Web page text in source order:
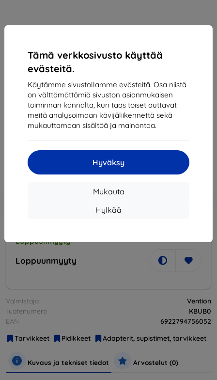
Tämä verkkosivusto käyttää
evästeitä.
Käytämme sivustollamme evästeitä. Osa niistä
on välttämättömiä sivuston asianmukaisen
toiminnan kannalta, kun taas toiset auttavat
meitä analysoimaan kävijäliikennettä sekä
mukauttamaan sisältöä ja mainontaa.
Hyväksy
Mukauta
Hylkää
Vention 3-porttinen suojus KBUB0 liittimelle musta
Uni
Kuvaus ja tekniset tiedot
5,31 €
Hinta ilman ALV:tä4,28 €
Loppuunmyyty
Loppuunmyyty
Valmistaja
Vention
Tuotenumero
KBUB0
EAN
6922794756052
Tarvikkeet
Pidikkeet Adapterit, supistimet, tarvikkeet
Kuvaus ja tekniset tiedot Arvostelut (0)